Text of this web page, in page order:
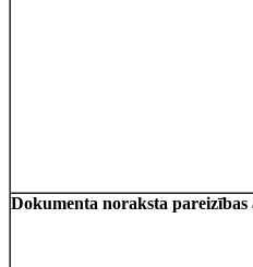
Dokumenta noraksta pareizības